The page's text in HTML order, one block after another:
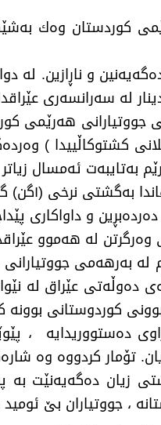
كوردستان وەك
بەتایبەت ئەمسال
بۆتەوە بەبەراورد بەساڵانی ڕابردوو .
و داواكاری
لە بەرهەمی
دەوڵەتی عێراق لە
كوردوستانی بوونە
دەستووریدایە ،
تۆمار كردووە وە
زیان دەگەیەنێت
، جووتیاران بێ